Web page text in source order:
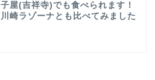
子屋(吉祥寺)でも食べられます！
川崎ラゾーナとも比べてみました